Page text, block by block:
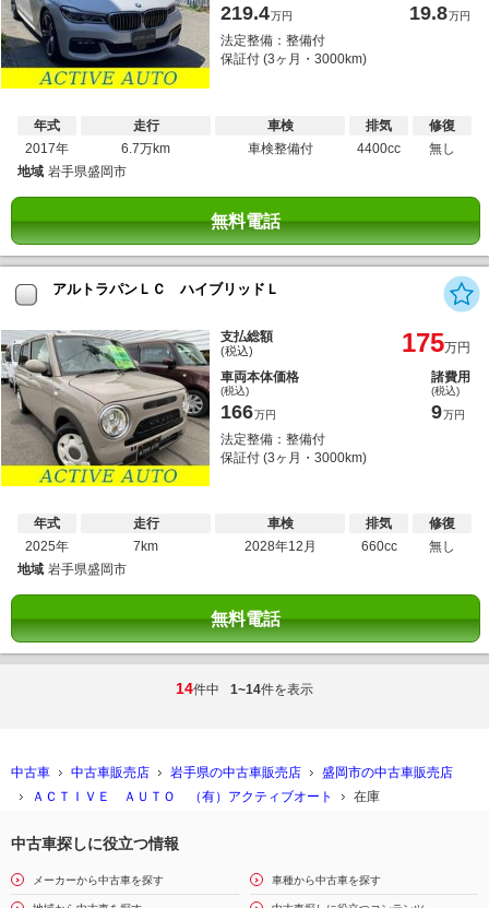
219.4万円 19.8万円
法定整備：整備付
保証付 (3ヶ月・3000km)
年式
2017年
走行
6.7万km
車検
車検整備付
排気
4400cc
修復
無し
地域 岩手県盛岡市
無料電話
アルトラパンＬＣ ハイブリッドＬ
支払総額
(税込) 175万円
車両本体価格
(税込)
166万円
諸費用
(税込)
9万円
法定整備：整備付
保証付 (3ヶ月・3000km)
年式
2025年
走行
7km
車検
2028年12月
排気
660cc
修復
無し
地域 岩手県盛岡市
無料電話
14件中 1~14件を表示
中古車 中古車販売店 岩手県の中古車販売店
盛岡市の中古車販売店
ＡＣＴＩＶＥ ＡＵＴＯ （有）アクティブオート
在庫
中古車探しに役立つ情報
メーカーから中古車を探す 車種から中古車を探す